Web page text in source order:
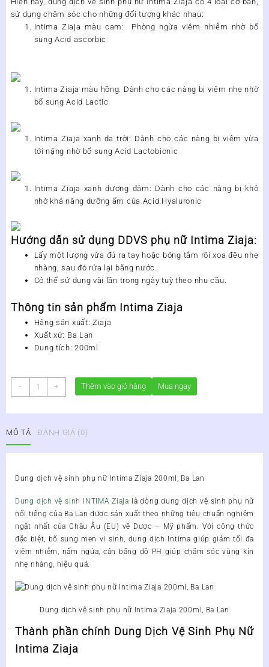
sử dụng chăm sóc cho những đối tượng khác nhau:
Intima Ziaja màu cam: Phòng ngừa viêm nhiễm nhờ bổ
sung Acid ascorbic
Intima Ziaja màu hồng: Dành cho các nàng bị viêm nhẹ nhờ
bổ sung Acid Lactic
Intima Ziaja xanh da trời: Dành cho các nàng bị viêm vừa
tới nặng nhờ bổ sung Acid Lactobionic
Intima Ziaja xanh dương đậm: Dành cho các nàng bị khô
nhờ khả năng dưỡng ẩm của Acid Hyaluronic
Hướng dẫn sử dụng DDVS phụ nữ Intima Ziaja:
Lấy một lượng vừa đủ ra tay hoặc bông tắm rồi xoa đều nhẹ
nhàng, sau đó rửa lại bằng nước.
Có thể sử dụng vài lần trong ngày tuỳ theo nhu cầu.
Thông tin sản phẩm Intima Ziaja
Hãng sản xuất: Ziaja
Xuất xứ: Ba Lan
Dung tích: 200ml
-
Dung
dịch
phụ
nữ
200ml,
Ba
Lan
số
lượng
+ Thêm vào giỏ hàng Mua ngay
MÔ TẢ ĐÁNH GIÁ (0)
Dung dịch vệ sinh phụ nữ Intima Ziaja 200ml, Ba Lan
Dung dịch vệ sinh INTIMA Ziaja là dòng dung dịch vệ sinh phụ nữ
nổi tiếng của Ba Lan được sản xuất theo những tiêu chuẩn nghiêm
ngặt nhất của Châu Âu (EU) về Dược – Mỹ phẩm. Với công thức
đặc biệt, bổ sung men vi sinh, dung dịch Intima giúp giảm tối đa
viêm nhiễm, nấm ngứa, cân bằng độ PH giúp chăm sóc vùng kín
nhẹ nhàng, hiệu quả.
Dung dịch vệ sinh phụ nữ Intima Ziaja 200ml, Ba Lan
Thành phần chính Dung Dịch Vệ Sinh Phụ Nữ
Intima Ziaja